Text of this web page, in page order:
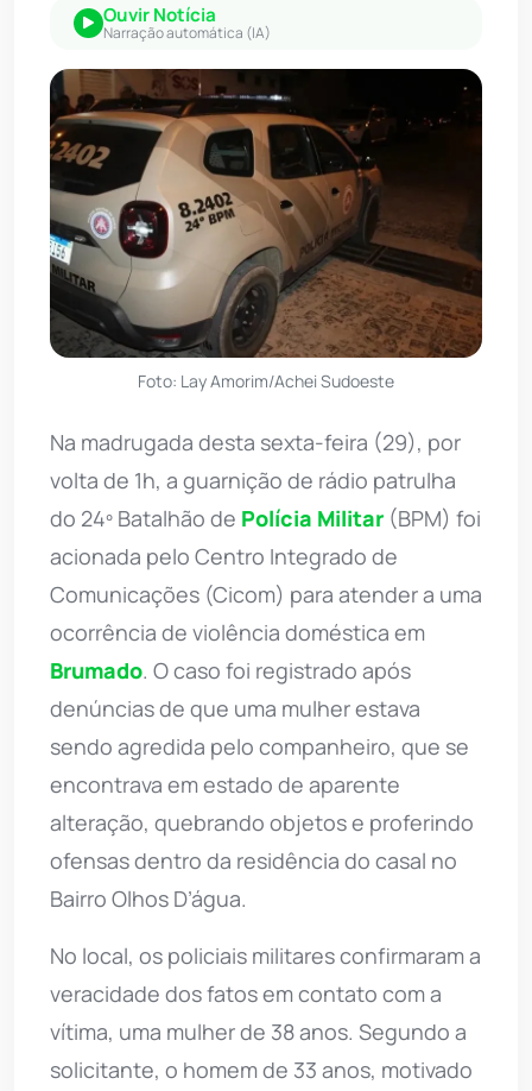
Ouvir Notícia
Narração automática (IA)
Foto: Lay Amorim/Achei Sudoeste
Na madrugada desta sexta-feira (29), por
volta de 1h, a guarnição de rádio patrulha
do 24º Batalhão de Polícia Militar (BPM) foi
acionada pelo Centro Integrado de
Comunicações (Cicom) para atender a uma
ocorrência de violência doméstica em
Brumado. O caso foi registrado após
denúncias de que uma mulher estava
sendo agredida pelo companheiro, que se
encontrava em estado de aparente
alteração, quebrando objetos e proferindo
ofensas dentro da residência do casal no
Bairro Olhos D’água.
No local, os policiais militares confirmaram a
veracidade dos fatos em contato com a
vítima, uma mulher de 38 anos. Segundo a
solicitante, o homem de 33 anos, motivado